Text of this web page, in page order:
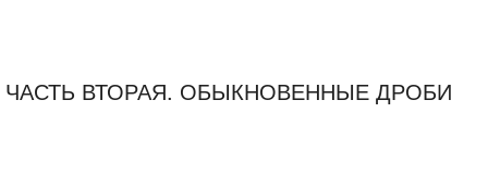
ЧАСТЬ ВТОРАЯ. ОБЫКНОВЕННЫЕ ДРОБИ